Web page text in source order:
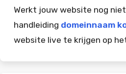
Werkt jouw website nog
handleiding domeinnaam
website live te krijgen op